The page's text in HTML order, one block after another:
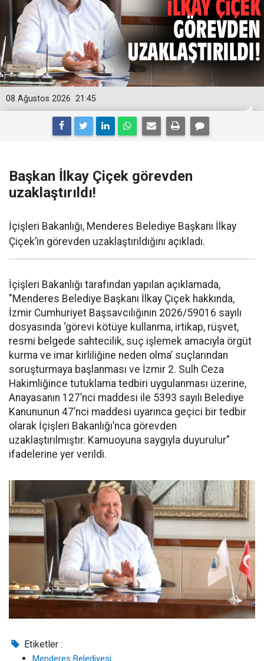
21:45
08 Ağustos 2026
Başkan İlkay Çiçek görevden
uzaklaştırıldı!
İçişleri Bakanlığı, Menderes Belediye Başkanı İlkay
Çiçek’in görevden uzaklaştırıldığını açıkladı.
İçişleri Bakanlığı tarafından yapılan açıklamada,
"Menderes Belediye Başkanı İlkay Çiçek hakkında,
İzmir Cumhuriyet Başsavcılığının 2026/59016 sayılı
dosyasında ‘görevi kötüye kullanma, irtikap, rüşvet,
resmi belgede sahtecilik, suç işlemek amacıyla örgüt
kurma ve imar kirliliğine neden olma’ suçlarından
soruşturmaya başlanması ve İzmir 2. Sulh Ceza
Hakimliğince tutuklama tedbiri uygulanması üzerine,
Anayasanın 127’nci maddesi ile 5393 sayılı Belediye
Kanununun 47’nci maddesi uyarınca geçici bir tedbir
olarak İçişleri Bakanlığı’nca görevden
uzaklaştırılmıştır. Kamuoyuna saygıyla duyurulur"
ifadelerine yer verildi.
Etiketler :
Menderes Belediyesi